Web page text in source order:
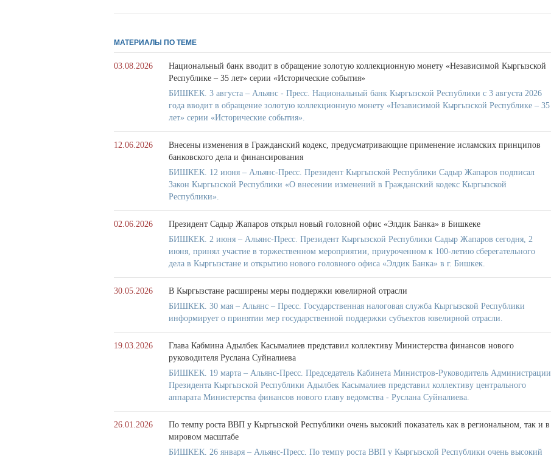
МАТЕРИАЛЫ ПО ТЕМЕ
03.08.2026
Национальный банк вводит в обращение золотую коллекционную монету «Независимой Кыргызской
Республике – 35 лет» серии «Исторические события»
БИШКЕК. 3 августа – Альянс - Пресс. Национальный банк Кыргызской Республики с 3 августа 2026
года вводит в обращение золотую коллекционную монету «Независимой Кыргызской Республике – 35
лет» серии «Исторические события».
12.06.2026
Внесены изменения в Гражданский кодекс, предусматривающие применение исламских принципов
банковского дела и финансирования
БИШКЕК. 12 июня – Альянс-Пресс. Президент Кыргызской Республики Садыр Жапаров подписал
Закон Кыргызской Республики «О внесении изменений в Гражданский кодекс Кыргызской
Республики».
02.06.2026
Президент Садыр Жапаров открыл новый головной офис «Элдик Банка» в Бишкеке
БИШКЕК. 2 июня – Альянс-Пресс. Президент Кыргызской Республики Садыр Жапаров сегодня, 2
июня, принял участие в торжественном мероприятии, приуроченном к 100-летию сберегательного
дела в Кыргызстане и открытию нового головного офиса «Элдик Банка» в г. Бишкек.
30.05.2026
В Кыргызстане расширены меры поддержки ювелирной отрасли
БИШКЕК. 30 мая – Альянс – Пресс. Государственная налоговая служба Кыргызской Республики
информирует о принятии мер государственной поддержки субъектов ювелирной отрасли.
19.03.2026
Глава Кабмина Адылбек Касымалиев представил коллективу Министерства финансов нового
руководителя Руслана Суйналиева
БИШКЕК. 19 марта – Альянс-Пресс. Председатель Кабинета Министров-Руководитель Администрации
Президента Кыргызской Республики Адылбек Касымалиев представил коллективу центрального
аппарата Министерства финансов нового главу ведомства - Руслана Суйналиева.
26.01.2026
По темпу роста ВВП у Кыргызской Республики очень высокий показатель как в региональном, так и в
мировом масштабе
БИШКЕК. 26 января – Альянс-Пресс. По темпу роста ВВП у Кыргызской Республики очень высокий